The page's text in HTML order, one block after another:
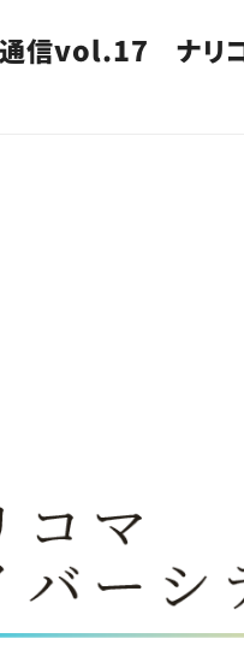
通信vol.17 ナリ